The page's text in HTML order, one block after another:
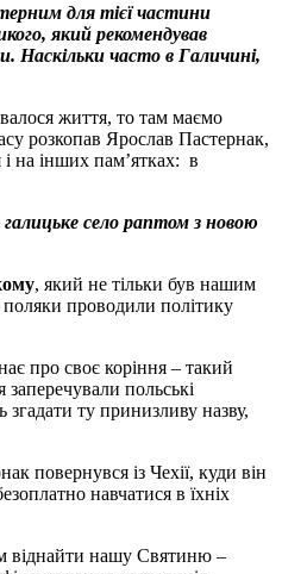
для тієї частини
який рекомендував
Наскільки часто в Галичині,
життя, то там маємо
розкопав Ярослав Пастернак,
на інших пам’ятках: в
село раптом з новою
, який не тільки був нашим
проводили політику
про своє коріння – такий
польські
ту принизливу назву,
повернувся із Чехії, куди він
навчатися в їхніх
віднайти нашу Святиню –